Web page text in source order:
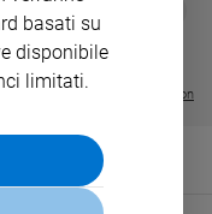
Visualizza tutte le collection
basati su
disponibile
limitati.